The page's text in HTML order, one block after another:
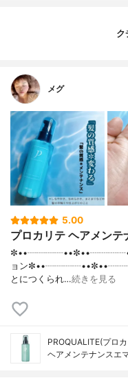
ク
メグ
5.00
プロカリテ ヘアメン
✼••┈┈┈┈••✼••┈┈┈┈••✼
ョン
とにつくられ…続きを見る
PROQUALITE(プロ
ヘアメンテナンスエ